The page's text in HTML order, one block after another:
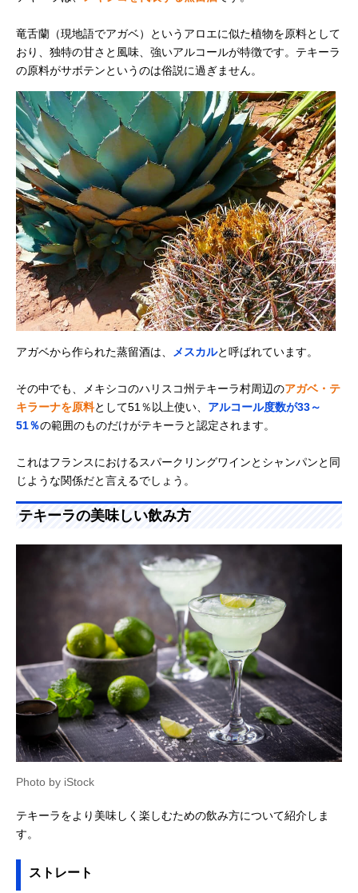
竜舌蘭（現地語でアガベ）というアロエに似た植物を原料として
おり、独特の甘さと風味、強いアルコールが特徴です。テキーラ
の原料がサボテンというのは俗説に過ぎません。
アガベから作られた蒸留酒は、 メスカルと呼ばれています。
その中でも、メキシコのハリスコ州テキーラ村周辺のアガベ・テ
キラーナを原料として51％以上使い、 アルコール度数が33～
51％の範囲のものだけがテキーラと認定されます。
これはフランスにおけるスパークリングワインとシャンパンと同
じような関係だと言えるでしょう。
テキーラの美味しい飲み方
Photo by iStock
テキーラをより美味しく楽しむための飲み方について紹介しま
す。
ストレート